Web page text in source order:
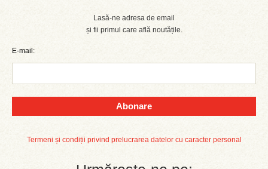
Lasă-ne adresa de email
și fii primul care află noutățile.
E-mail:
Abonare
Termeni și condiții privind prelucrarea datelor cu caracter personal